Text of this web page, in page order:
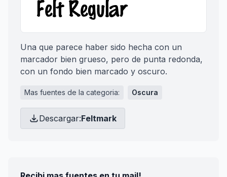
Una que parece haber sido hecha con un
marcador bien grueso, pero de punta redonda,
con un fondo bien marcado y oscuro.
Mas fuentes de la categoria: Oscura
Descargar:Feltmark